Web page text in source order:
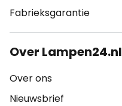
Fabrieksgarantie
Over Lampen24.nl
Over ons
Nieuwsbrief